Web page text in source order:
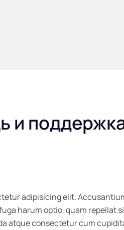
adipisicing elit.
harum optio, quam repellat
atque consectetur cum